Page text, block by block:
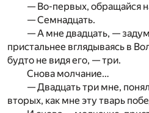
— Во-первых, обращайся
— Семнадцать.
— А мне двадцать, —
пристальнее вглядываясь в
будто не видя его, — три.
Снова молчание…
— Двадцать три мне,
вторых, как мне эту тварь